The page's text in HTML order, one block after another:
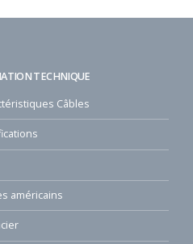
TECHNIQUE
Câbles
américains